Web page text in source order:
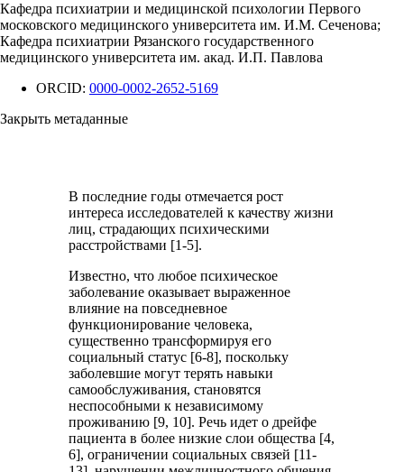
Кафедра психиатрии и медицинской психологии Первого
московского медицинского университета им. И.М. Сеченова;
Кафедра психиатрии Рязанского государственного
медицинского университета им. акад. И.П. Павлова
ORCID: 0000-0002-2652-5169
Закрыть метаданные
В последние годы отмечается рост
интереса исследователей к качеству жизни
лиц, страдающих психическими
расстройствами [1-5].
Известно, что любое психическое
заболевание оказывает выраженное
влияние на повседневное
функционирование человека,
существенно трансформируя его
социальный статус [6-8], поскольку
заболевшие могут терять навыки
самообслуживания, становятся
неспособными к независимому
проживанию [9, 10]. Речь идет о дрейфе
пациента в более низкие слои общества [4,
6], ограничении социальных связей [11-